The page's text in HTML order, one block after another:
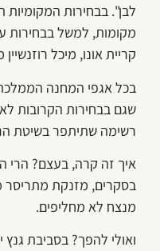
לבן". בבחירות
מקומות, למשל בבחירות
קריית אונו, מיכל
בכל אגפי המחנה
שגם בבחירות הקרובות
רשימה שתיתפר בשיטת
בסקרים, מזנקת מתריסר
מנצח לא מחליפים.
ואולי להפך? בסביבת